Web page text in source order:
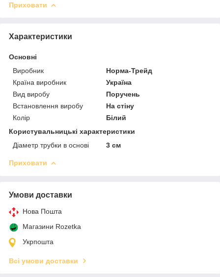
Приховати
Характеристики
Основні
Виробник
Норма-Трейд
Країна виробник
Україна
Вид виробу
Поручень
Встановлення виробу
На стіну
Колір
Білий
Користувальницькі характеристики
Діаметр трубки в основі
3 см
Приховати
Умови доставки
Нова Пошта
Магазини Rozetka
Укрпошта
Всі умови доставки